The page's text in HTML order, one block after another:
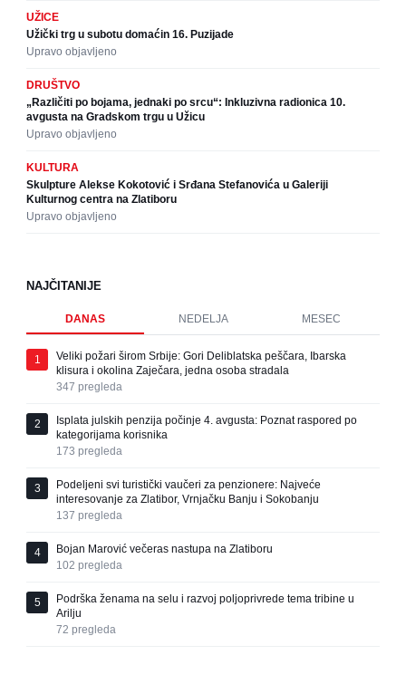
UŽICE
Užički trg u subotu domaćin 16. Puzijade
Upravo objavljeno
DRUŠTVO
„Različiti po bojama, jednaki po srcu“: Inkluzivna radionica 10.
avgusta na Gradskom trgu u Užicu
Upravo objavljeno
KULTURA
Skulpture Alekse Kokotović i Srđana Stefanovića u Galeriji
Kulturnog centra na Zlatiboru
Upravo objavljeno
NAJČITANIJE
DANAS NEDELJA MESEC
1
Veliki požari širom Srbije: Gori Deliblatska peščara, Ibarska
klisura i okolina Zaječara, jedna osoba stradala
347 pregleda
2
Isplata julskih penzija počinje 4. avgusta: Poznat raspored po
kategorijama korisnika
173 pregleda
3
Podeljeni svi turistički vaučeri za penzionere: Najveće
interesovanje za Zlatibor, Vrnjačku Banju i Sokobanju
137 pregleda
4
Bojan Marović večeras nastupa na Zlatiboru
102 pregleda
5
Podrška ženama na selu i razvoj poljoprivrede tema tribine u
Arilju
72 pregleda